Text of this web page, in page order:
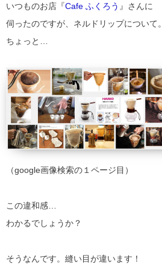
いつものお店『Cafe ふくろう 』さんに
伺ったのですが、ネルドリップについて。
ちょっと…
（google画像検索の１ページ目）
この違和感…
わかるでしょうか？
そうなんです。縫い目が違います！